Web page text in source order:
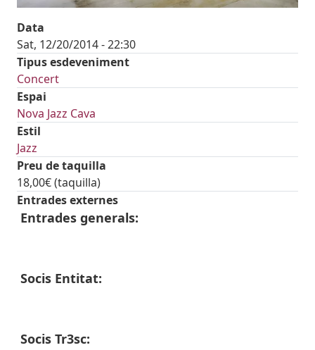
Data
Sat, 12/20/2014 - 22:30
Tipus esdeveniment
Concert
Espai
Nova Jazz Cava
Estil
Jazz
Preu de taquilla
18,00€ (taquilla)
Entrades externes
Entrades generals:
Socis Entitat:
Socis Tr3sc: